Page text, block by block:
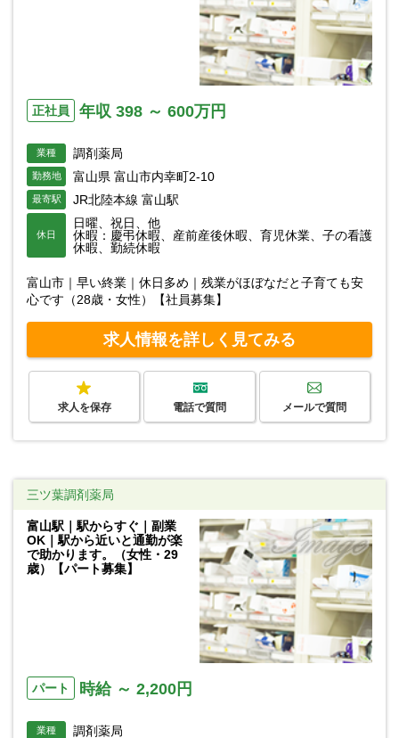
正社員 年収 398 ～ 600万円
業種 調剤薬局
勤務地 富山県 富山市内幸町2-10
最寄駅 JR北陸本線 富山駅
休日
日曜、祝日、他
休暇：慶弔休暇、産前産後休暇、育児休業、子の看護
休暇、勤続休暇
富山市｜早い終業｜休日多め｜残業がほぼなだと子育ても安
心です（28歳・女性）【社員募集】
求人情報を詳しく見てみる
求人を保存 電話で質問 メールで質問
三ツ葉調剤薬局
富山駅｜駅からすぐ｜副業
OK｜駅から近いと通勤が楽
で助かります。（女性・29
歳）【パート募集】
パート 時給 ～ 2,200円
業種 調剤薬局